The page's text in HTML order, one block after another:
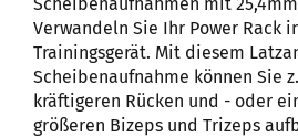
Verwandeln Sie Ihr Power Rack
Trainingsgerät. Mit diesem
Scheibenaufnahme können Sie
kräftigeren Rücken und - oder
größeren Bizeps und Trizeps